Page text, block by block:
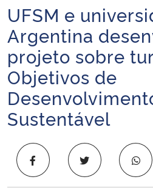
Ministério da Infraestrutura
Ministério da Agricultura, Pecuária e
Ministério da Educação
Ministério da Cidadania
Ministério de Minas e Energia
Início do conteúdo
UFSM e
Argentina
projeto sobre
Objetivos de
Sustentável